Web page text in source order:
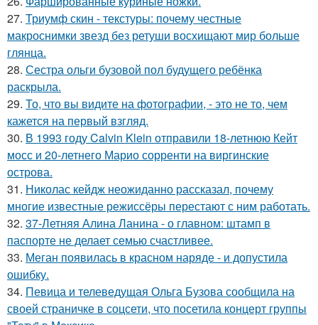
27. Триумф скин - текстуры: почему честные
макроснимки звезд без ретуши восхищают мир больше
глянца.
28. Сестра ольги бузовой пол будущего ребёнка
раскрыла.
29. То, что вы видите на фотографии, - это не то, чем
кажется на первый взгляд.
30. В 1993 году Calvin Klein отправили 18-летнюю Кейт
мосс и 20-летнего Марио сорренти на виргинские
острова.
31. Николас кейдж неожиданно рассказал, почему
многие известные режиссёры перестают с ним работать.
32. 37-Летняя Алина Ланина - о главном: штамп в
паспорте не делает семью счастливее.
33. Меган появилась в красном наряде - и допустила
ошибку.
34. Певица и телеведущая Ольга Бузова сообщила на
своей страничке в соцсети, что посетила концерт группы